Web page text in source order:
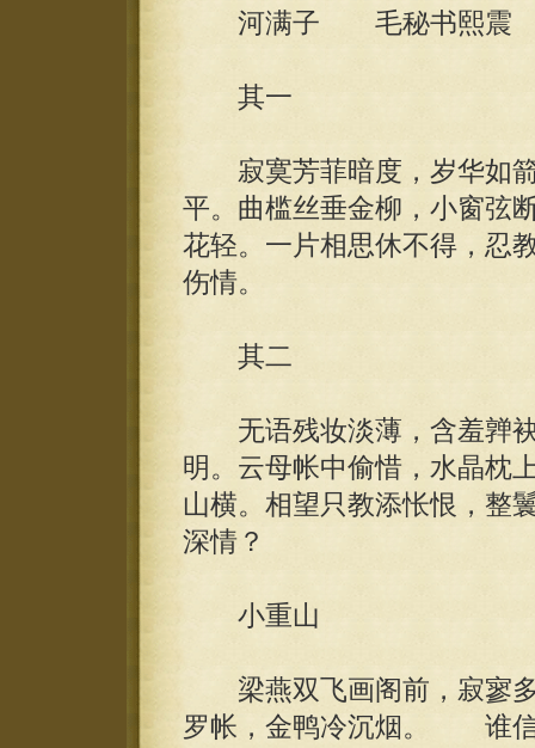
河满子 毛秘书熙震
其一
寂寞芳菲暗度，岁华如箭
平。曲槛丝垂金柳，小窗
花轻。一片相思休不得，忍
伤情。
其二
无语残妆淡薄，含羞亸袂
明。云母帐中偷惜，水晶
山横。相望只教添怅恨，整
深情？
小重山
梁燕双飞画阁前，寂寥多
罗帐，金鸭冷沉烟。 谁信